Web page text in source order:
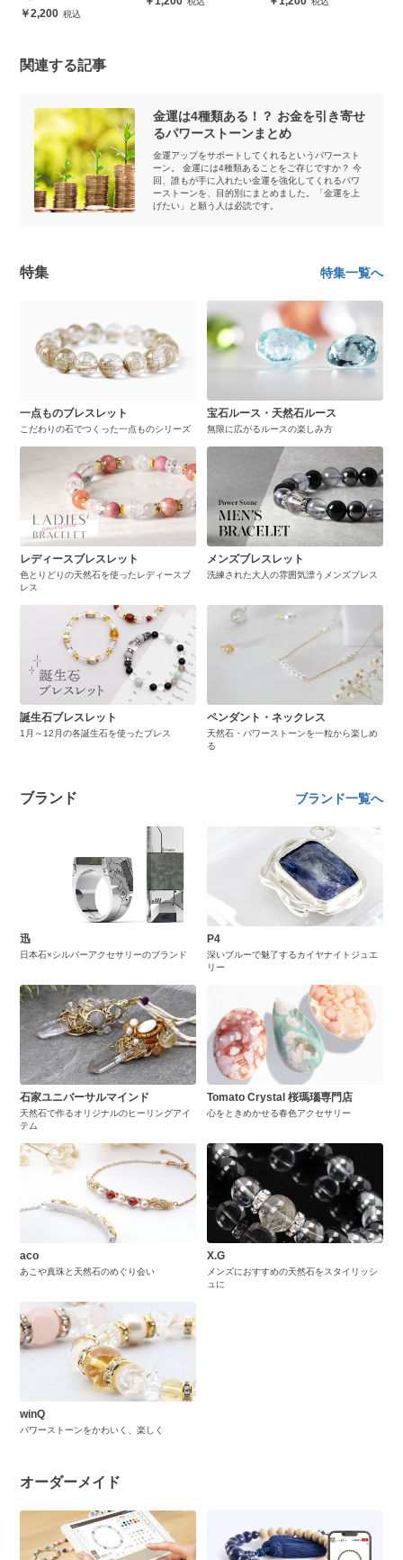
2,200
関連する記事
金運は4種類ある！？ お金を引き寄せ
るパワーストーンまとめ
金運アップをサポートしてくれるというパワースト
ーン。 金運には4種類あることをご存じですか？ 今
回、誰もが手に入れたい金運を強化してくれるパワ
ーストーンを、目的別にまとめました。「金運を上
げたい」と願う人は必読です。
特集 特集一覧へ
一点ものブレスレット
こだわりの石でつくった一点ものシリーズ
宝石ルース・天然石ルース
無限に広がるルースの楽しみ方
レディースブレスレット
色とりどりの天然石を使ったレディースブ
レス
メンズブレスレット
洗練された大人の雰囲気漂うメンズブレス
誕生石ブレスレット
1月～12月の各誕生石を使ったブレス
ペンダント・ネックレス
天然石・パワーストーンを一粒から楽しめ
る
ブランド ブランド一覧へ
迅
日本石×シルバーアクセサリーのブランド
P4
深いブルーで魅了するカイヤナイトジュエ
リー
石家ユニバーサルマインド
天然石で作るオリジナルのヒーリングアイ
テム
Tomato Crystal 桜瑪瑙専門店
心をときめかせる春色アクセサリー
aco
あこや真珠と天然石のめぐり会い
X.G
メンズにおすすめの天然石をスタイリッシ
ュに
winQ
パワーストーンをかわいく、楽しく
オーダーメイド